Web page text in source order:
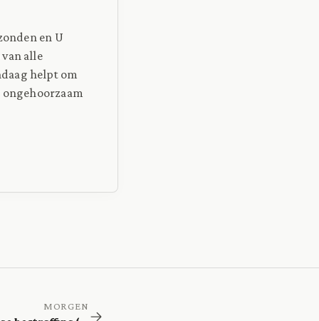
en U
alle
helpt om
MORGEN